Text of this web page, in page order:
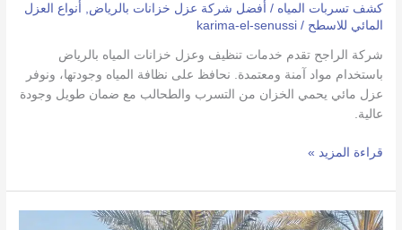
كشف تسربات المياه / أفضل شركة عزل خزانات بالرياض
أنواع العزل
المائي للاسطح /
karima-el-senussi
شركة الراجح تقدم خدمات تنظيف وعزل خزانات المياه بالرياض
باستخدام مواد آمنة ومعتمدة. نحافظ على نظافة المياه وجودتها، ونوفر
عزل مائي يحمي الخزان من التسرب والطحالب مع ضمان طويل وجودة
عالية.
قراءة المزيد »
أرخص